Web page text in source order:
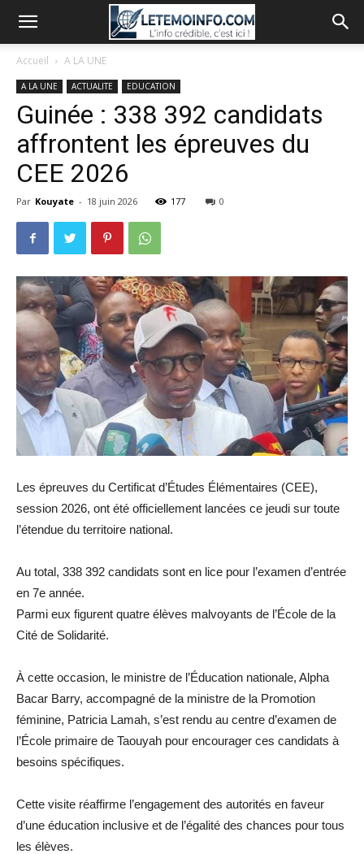
Accueil A LA UNE
A LA UNE ACTUALITE EDUCATION
Guinée : 338 392 candidats
affrontent les épreuves du
CEE 2026
Par Kouyate - 18 juin 2026 177 0
Les épreuves du Certificat d’Études Élémentaires (CEE),
session 2026, ont été officiellement lancées ce jeudi sur toute
l’étendue du territoire national.
Au total, 338 392 candidats sont en lice pour l’examen d’entrée
en 7e année.
Parmi eux figurent quatre élèves malvoyants de l’École de la
Cité de Solidarité.
À cette occasion, le ministre de l’Éducation nationale, Alpha
Bacar Barry, accompagné de la ministre de la Promotion
féminine, Patricia Lamah, s’est rendu au centre d’examen de
l’École primaire de Taouyah pour encourager ces candidats à
besoins spécifiques.
Cette visite réaffirme l’engagement des autorités en faveur
d’une éducation inclusive et de l’égalité des chances pour tous
les élèves.